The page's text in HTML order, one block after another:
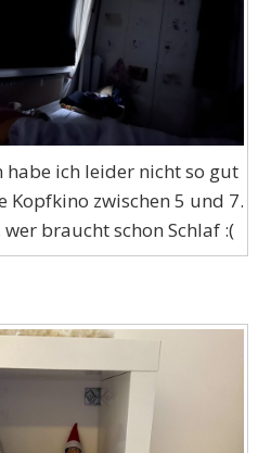
habe ich leider nicht so gut
Kopfkino zwischen 5 und 7.
braucht schon Schlaf :(